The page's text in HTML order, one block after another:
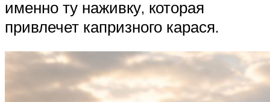
именно ту наживку, которая
привлечет капризного карася.